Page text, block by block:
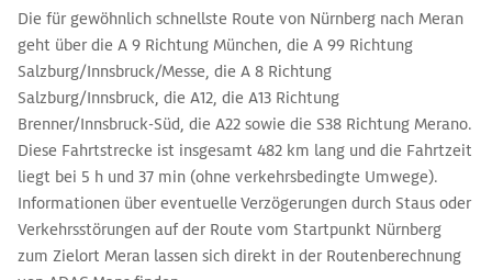
Die für gewöhnlich schnellste Route von Nürnberg nach Meran
geht über die A 9 Richtung München, die A 99 Richtung
Salzburg/Innsbruck/Messe, die A 8 Richtung
Salzburg/Innsbruck, die A12, die A13 Richtung
Brenner/Innsbruck-Süd, die A22 sowie die S38 Richtung Merano.
Diese Fahrtstrecke ist insgesamt 482 km lang und die Fahrtzeit
liegt bei 5 h und 37 min (ohne verkehrsbedingte Umwege).
Informationen über eventuelle Verzögerungen durch Staus oder
Verkehrsstörungen auf der Route vom Startpunkt Nürnberg
zum Zielort Meran lassen sich direkt in der Routenberechnung